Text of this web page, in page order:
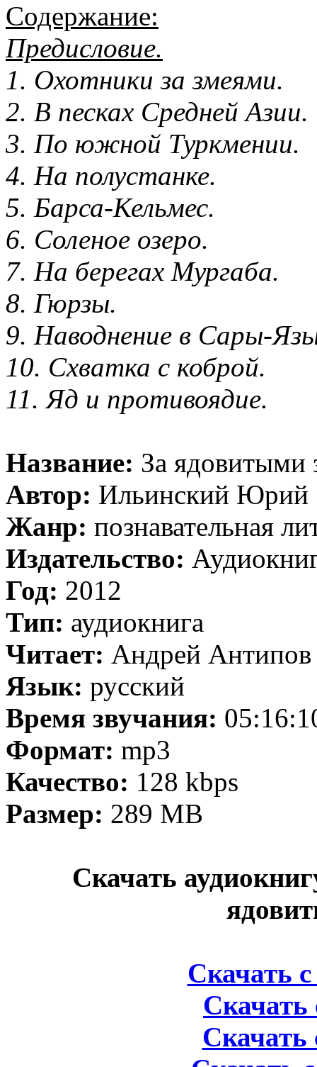
Содержание:
Предисловие.
1. Охотники за змеями.
2. В песках Средней Азии.
3. По южной Туркмении.
4. На полустанке.
5. Барса-Кельмес.
6. Соленое озеро.
7. На берегах Мургаба.
8. Гюрзы.
9. Наводнение в Сары-
10. Схватка с коброй.
11. Яд и противоядие.
Название: За ядовитыми
Автор: Ильинский Юрий
Жанр: познавательная
Издательство:
Год: 2012
Тип: аудиокнига
Читает: Андрей Антипов
Язык: русский
Время звучания:
Формат: mp3
Качество: 128 kbps
Размер: 289 MB
Скачать
Скачать
Скачать
Скачать